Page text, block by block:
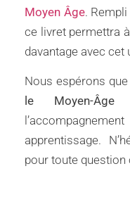
Moyen Âge.
ce livret permettra
davantage avec cet
Nous espérons
le Moyen-Âge
apprentissage.
pour toute question